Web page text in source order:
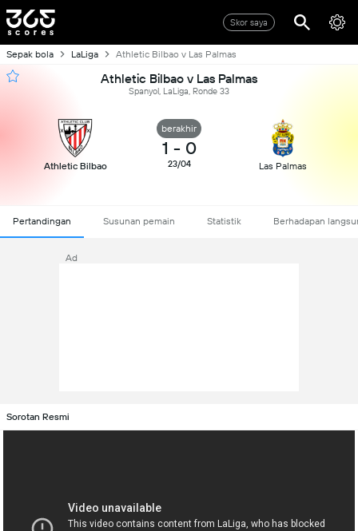
Skor saya
Sepak bola LaLiga Athletic Bilbao v Las Palmas
Athletic Bilbao v Las Palmas
Spanyol, LaLiga, Ronde 33
Athletic Bilbao
berakhir
1 - 0
23/04 Las Palmas
Pertandingan Susunan pemain Statistik Berhadapan
Ad
Sorotan Resmi